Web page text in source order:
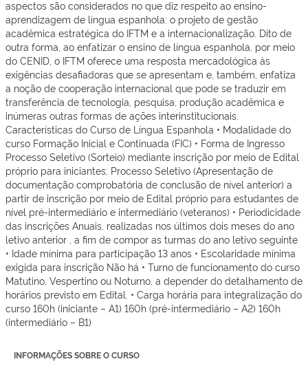
aspectos são considerados no que diz respeito ao ensino-
aprendizagem de língua espanhola: o projeto de gestão
acadêmica estratégica do IFTM e a internacionalização. Dito de
outra forma, ao enfatizar o ensino de língua espanhola, por meio
do CENID, o IFTM oferece uma resposta mercadológica às
exigências desafiadoras que se apresentam e, também, enfatiza
a noção de cooperação internacional que pode se traduzir em
transferência de tecnologia, pesquisa, produção acadêmica e
inúmeras outras formas de ações interinstitucionais.
Características do Curso de Língua Espanhola • Modalidade do
curso Formação Inicial e Continuada (FIC) • Forma de Ingresso
Processo Seletivo (Sorteio) mediante inscrição por meio de Edital
próprio para iniciantes; Processo Seletivo (Apresentação de
documentação comprobatória de conclusão de nível anterior) a
partir de inscrição por meio de Edital próprio para estudantes de
nível pré-intermediário e intermediário (veteranos) • Periodicidade
das inscrições Anuais, realizadas nos últimos dois meses do ano
letivo anterior , a fim de compor as turmas do ano letivo seguinte
• Idade mínima para participação 13 anos • Escolaridade mínima
exigida para inscrição Não há • Turno de funcionamento do curso
Matutino, Vespertino ou Noturno, a depender do detalhamento de
horários previsto em Edital. • Carga horária para integralização do
curso 160h (iniciante – A1) 160h (pré-intermediário – A2) 160h
(intermediário – B1)
INFORMAÇÕES SOBRE O CURSO